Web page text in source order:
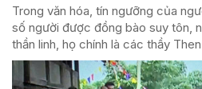
Trong văn hóa, tín ngưỡng của
số người được đồng bào suy tôn,
thần linh, họ chính là các thầy